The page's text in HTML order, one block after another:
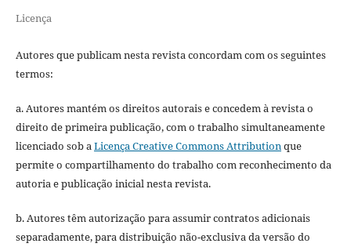
Licença
Autores que publicam nesta revista concordam com os seguintes
termos:
a. Autores mantém os direitos autorais e concedem à revista o
direito de primeira publicação, com o trabalho simultaneamente
licenciado sob aLicença Creative Commons Attributionque
permite o compartilhamento do trabalho com reconhecimento da
autoria e publicação inicial nesta revista.
b. Autores têm autorização para assumir contratos adicionais
separadamente, para distribuição não-exclusiva da versão do